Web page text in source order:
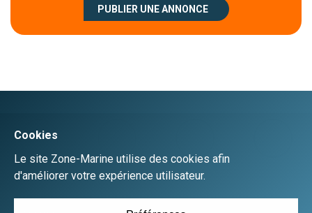
PUBLIER UNE ANNONCE
Créer un compte
Se connecter